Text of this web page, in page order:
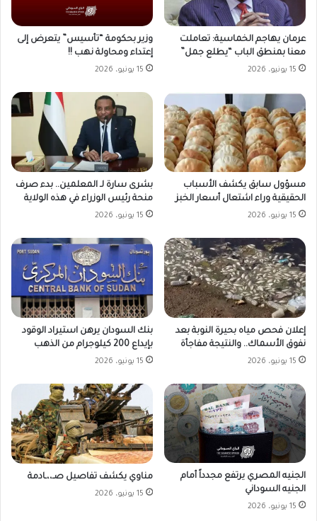
عرمان يهاجم الخماسية: تعاملت
معنا بمنطق الباب “يطلع جمل”
15 يونيو، 2026
وزير بحكومة “تأسيس” يتعرض إلى
إعتداء ومحاولة نهب !!
15 يونيو، 2026
مسؤول سابق يكشف الأسباب
الحقيقية وراء اشتعال أسعار الخبز
15 يونيو، 2026
بشرى سارة لـ المعلمين.. بدء صرف
منحة رئيس الوزراء في هذه الولاية
15 يونيو، 2026
إعلان فحص مياه بحيرة النوبة بعد
نفوق الأسماك.. والنتيجة مفاجأة
15 يونيو، 2026
بنك السودان يرهن استيراد الوقود
بإيداع 200 كيلوجرام من الذهب
15 يونيو، 2026
الجنيه المصري يرتفع مجدداً أمام
الجنيه السوداني
15 يونيو، 2026
مناوي يكشف تفاصيل صـ،،ـادمة
15 يونيو، 2026